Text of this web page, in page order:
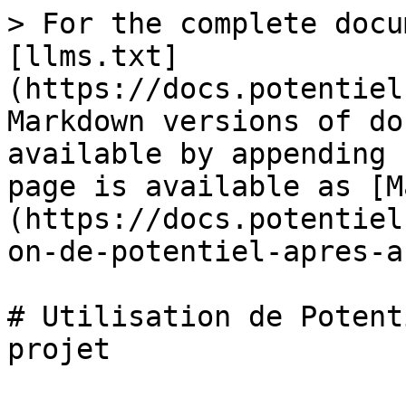
> For the complete
[llms.txt]
(https://
Markdown versions of
available by
page is available as
(https://
on-de-potentiel-apres-
# Utilisation de
projet